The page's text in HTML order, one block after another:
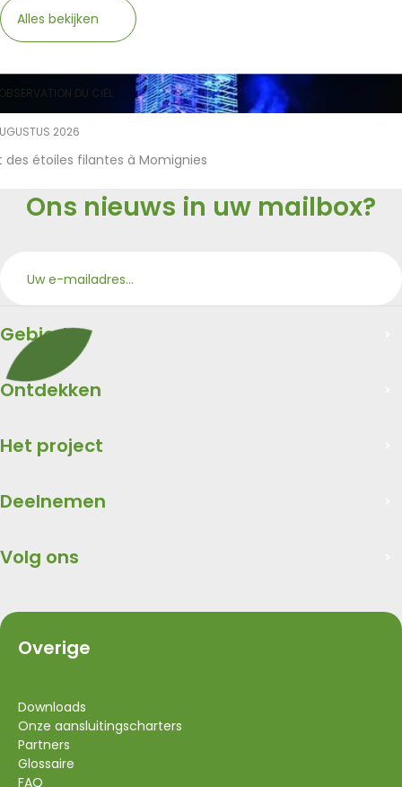
Alles bekijken
2026
des étoiles filantes à Momignies
DU CIEL
Ons nieuws in uw mailbox?
Gebied
Ontdekken
Het project
Deelnemen
Volg ons
Overige
Downloads
Onze aansluitingscharters
Partners
Glossaire
FAQ